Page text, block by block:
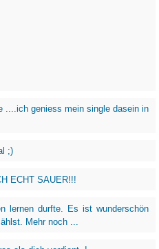
....ich geniess mein single dasein in
;)
ECHT SAUER!!!
lernen durfte. Es ist wunderschön
Mehr noch ...